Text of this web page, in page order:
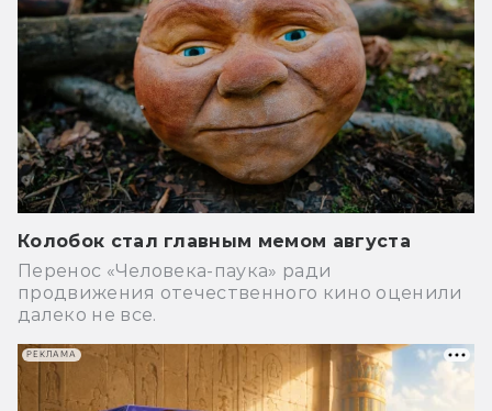
Колобок стал главным мемом августа
Перенос «Человека-паука» ради
продвижения отечественного кино оценили
далеко не все.
РЕКЛАМА